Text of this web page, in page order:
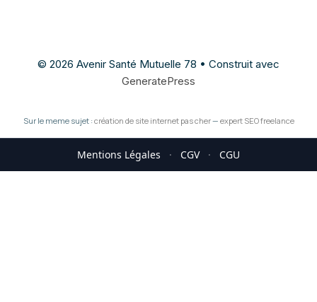
© 2026 Avenir Santé Mutuelle 78 • Construit avec
GeneratePress
Sur le meme sujet : création de site internet pas cher— expert SEO freelance
Mentions Légales · CGV · CGU